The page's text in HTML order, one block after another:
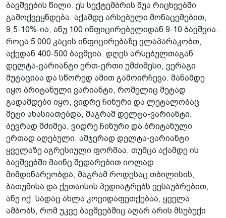
ბავშვების წილი. ეს სექტემბრის შუა რიცხვებში
გამოქვეყნდება. აქამდე არსებული მონაცემებით,
9,5-10%-ია, ანუ 100 ინფიცირებულიდან 9-10 ბავშვია.
როცა 5 000 კაცის ინფიცირებაზე ვლაპარაკობთ,
აქედან 400-500 ბავშვია. დღეს არსებულთაგან
დელტა-ვარიანტი ერთ-ერთი უმძიმესი, ვერაგი
მუტაციაა და სწორედ ამით გამოირჩევა. მანამდე
იყო ბრიტანული ვარიანტი, რომელიც მეტად
გადამდები იყო, ვიდრე ჩინური და ლეტალობაც
მეტი ახასიათებდა, მაგრამ დელტა-ვარიანტი,
ბევრად მძიმეა, ვიდრე ჩინური და ბრიტანული
ერთად აღებული. ამჯერად დელტა-ვარიანტი
ყველაზე აგრესიული ფორმაა, თუმცა აქამდე ის
ბავშვებში მაინც შედარებით იოლად
მიმდინარეობდა, მაგრამ როდესაც თბილისის,
ბათუმისა და ქუთაისის პედიატრებს ვესაუბრებით,
ანუ იქ, სადაც ახლა კოვიდაფეთქებაა, ყველა
ამბობს, რომ უკვე ბავშვებშიც აღარ არის მსუბუქი